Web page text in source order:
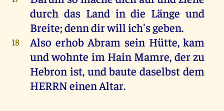
durch das Landin die Länge und
Breite; denn dir will ich'sgeben.
18 Also erhob Abram sein Hütte,kam
undwohnte im Hain Mamre, der zu
Hebronist, undbaute daselbst dem
HERRNeinenAltar.